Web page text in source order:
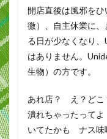
開店直後は風邪を
微）、自主休業に
る日が少なくなり
はありません。
生物）の方です。
あれ店？ え？ど
潰れちゃったって
いてたかも ナス